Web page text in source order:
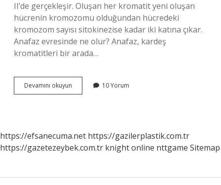
II’de gerçekleşir. Oluşan her kromatit yeni oluşan
hücrenin kromozomu olduğundan hücredeki
kromozom sayısı sitokinezise kadar iki katına çıkar.
Anafaz evresinde ne olur? Anafaz, kardeş
kromatitleri bir arada…
Devamını okuyun
1
Mı
10 Yorum
https://efsanecuma.net https://gazilerplastik.com.tr
https://gazetezeybek.com.tr knight online nttgame Sitemap